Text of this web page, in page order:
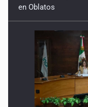
en Oblatos